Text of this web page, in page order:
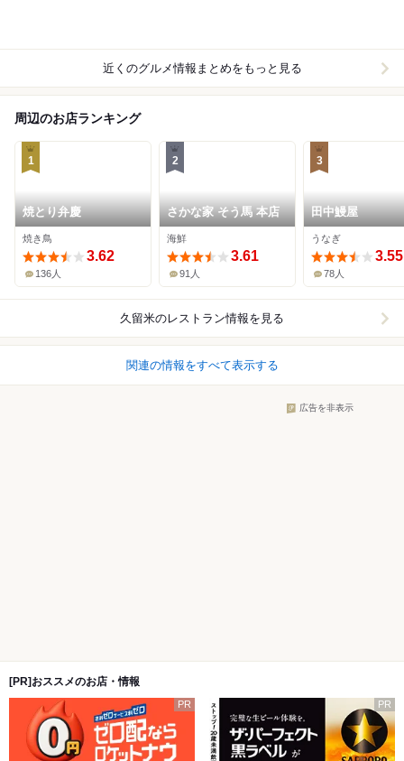
近くのグルメ情報まとめをもっと見る
周辺のお店ランキング
1
焼とり弁慶
焼き鳥
3.62
136人
2
さかな家 そう馬 本店
海鮮
3.61
91人
3
田中鰻屋
うなぎ
3.55
78人
久留米のレストラン情報を見る
関連の情報をすべて表示する
広告を非表示
[PR]おススメのお店・情報
PR PR